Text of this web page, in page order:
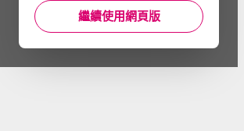
繼續使用網頁版